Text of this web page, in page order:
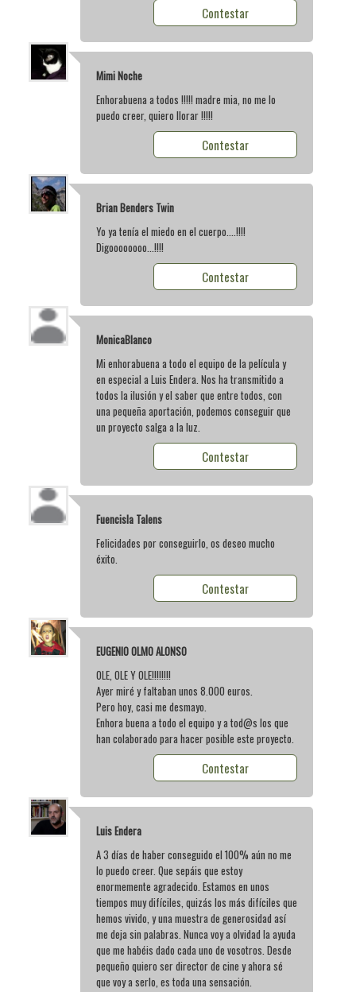
Contestar
Mimi Noche
Enhorabuena a todos !!!!! madre mia, no me lo
puedo creer, quiero llorar !!!!!
Contestar
Brian Benders Twin
Yo ya tenía el miedo en el cuerpo....!!!!
Digoooooooo...!!!!
Contestar
MonicaBlanco
Mi enhorabuena a todo el equipo de la película y
en especial a Luis Endera. Nos ha transmitido a
todos la ilusión y el saber que entre todos, con
una pequeña aportación, podemos conseguir que
un proyecto salga a la luz.
Contestar
Fuencisla Talens
Felicidades por conseguirlo, os deseo mucho
éxito.
Contestar
EUGENIO OLMO ALONSO
OLE, OLE Y OLE!!!!!!!!
Ayer miré y faltaban unos 8.000 euros.
Pero hoy, casi me desmayo.
Enhora buena a todo el equipo y a tod@s los que
han colaborado para hacer posible este proyecto.
Contestar
Luis Endera
A 3 días de haber conseguido el 100% aún no me
lo puedo creer. Que sepáis que estoy
enormemente agradecido. Estamos en unos
tiempos muy difíciles, quizás los más difíciles que
hemos vivido, y una muestra de generosidad así
me deja sin palabras. Nunca voy a olvidad la ayuda
que me habéis dado cada uno de vosotros. Desde
pequeño quiero ser director de cine y ahora sé
que voy a serlo, es toda una sensación.